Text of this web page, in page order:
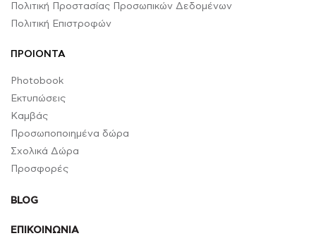
Πολιτική Προστασίας Προσωπικών Δεδομένων
Πολιτική Επιστροφών
ΠΡΟΙΟΝΤΑ
Photobook
Εκτυπώσεις
Καμβάς
Προσωποποιημένα δώρα
Σχολικά Δώρα
Προσφορές
BLOG
ΕΠΙΚΟΙΝΩΝΙΑ